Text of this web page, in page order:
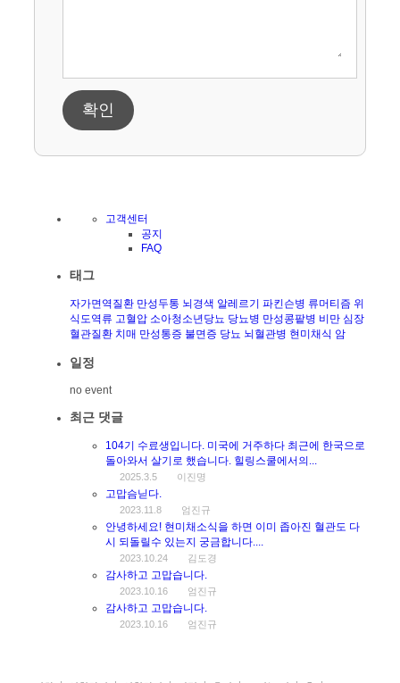
확인
고객센터
공지
FAQ
태그
자가면역질환 만성두통 뇌경색 알레르기 파킨슨병 류머티즘 위
식도역류 고혈압 소아청소년당뇨 당뇨병 만성콩팥병 비만 심장
혈관질환 치매 만성통증 불면증 당뇨 뇌혈관병 현미채식 암
일정
no event
최근 댓글
104기 수료생입니다. 미국에 거주하다 최근에 한국으로
돌아와서 살기로 했습니다. 힐링스쿨에서의...
2025.3.5 이진명
고맙슴닏다.
2023.11.8 엄진규
안녕하세요! 현미채소식을 하면 이미 좁아진 혈관도 다
시 되돌릴수 있는지 궁금합니다....
2023.10.24 김도경
감사하고 고맙습니다.
2023.10.16 엄진규
감사하고 고맙습니다.
2023.10.16 엄진규